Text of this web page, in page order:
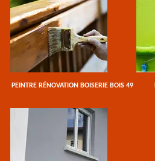
PEINTRE RÉNOVATION BOISERIE BOIS 49